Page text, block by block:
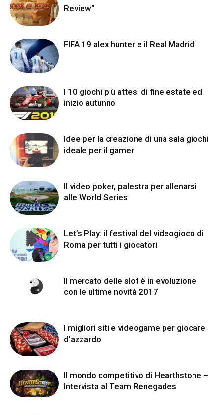
Review”
FIFA 19 alex hunter e il Real Madrid
I 10 giochi più attesi di fine estate ed
inizio autunno
Idee per la creazione di una sala giochi
ideale per il gamer
Il video poker, palestra per allenarsi
alle World Series
Let’s Play: il festival del videogioco di
Roma per tutti i giocatori
Il mercato delle slot è in evoluzione
con le ultime novità 2017
I migliori siti e videogame per giocare
d’azzardo
Il mondo competitivo di Hearthstone –
Intervista al Team Renegades